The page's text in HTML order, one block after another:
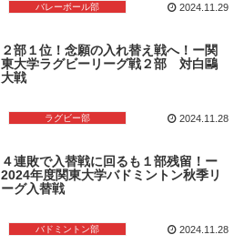
バレーボール部 2024.11.29
ラグビー部
２部１位！念願の入れ替え戦へ！ー関
東大学ラグビーリーグ戦２部 対白鷗
大戦
2024.11.28
バドミントン部
４連敗で入替戦に回るも１部残留！ー
2024年度関東大学バドミントン秋季リ
ーグ入替戦
2024.11.28